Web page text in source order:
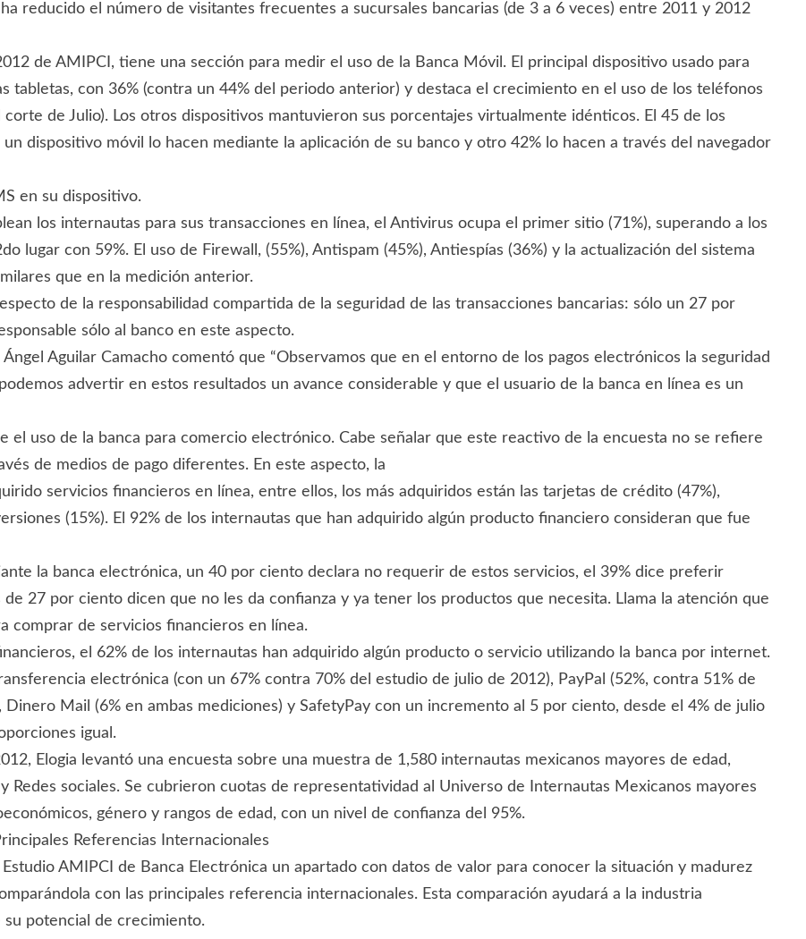
reducido el número de visitantes frecuentes a sucursales bancarias (de 3 a 6 veces) entre 2011 y 2012
de AMIPCI, tiene una sección para medir el uso de la Banca Móvil. El principal dispositivo usado para
tabletas, con 36% (contra un 44% del periodo anterior) y destaca el crecimiento en el uso de los teléfonos
de Julio). Los otros dispositivos mantuvieron sus porcentajes virtualmente idénticos. El 45 de los
dispositivo móvil lo hacen mediante la aplicación de su banco y otro 42% lo hacen a través del navegador
en su dispositivo.
los internautas para sus transacciones en línea, el Antivirus ocupa el primer sitio (71%), superando a los
lugar con 59%. El uso de Firewall, (55%), Antispam (45%), Antiespías (36%) y la actualización del sistema
que en la medición anterior.
de la responsabilidad compartida de la seguridad de las transacciones bancarias: sólo un 27 por
sólo al banco en este aspecto.
Aguilar Camacho comentó que “Observamos que en el entorno de los pagos electrónicos la seguridad
advertir en estos resultados un avance considerable y que el usuario de la banca en línea es un
el uso de la banca para comercio electrónico. Cabe señalar que este reactivo de la encuesta no se refiere
de medios de pago diferentes. En este aspecto, la
servicios financieros en línea, entre ellos, los más adquiridos están las tarjetas de crédito (47%),
(15%). El 92% de los internautas que han adquirido algún producto financiero consideran que fue
la banca electrónica, un 40 por ciento declara no requerir de estos servicios, el 39% dice preferir
27 por ciento dicen que no les da confianza y ya tener los productos que necesita. Llama la atención que
comprar de servicios financieros en línea.
el 62% de los internautas han adquirido algún producto o servicio utilizando la banca por internet.
electrónica (con un 67% contra 70% del estudio de julio de 2012), PayPal (52%, contra 51% de
Mail (6% en ambas mediciones) y SafetyPay con un incremento al 5 por ciento, desde el 4% de julio
igual.
Elogia levantó una encuesta sobre una muestra de 1,580 internautas mexicanos mayores de edad,
Redes sociales. Se cubrieron cuotas de representatividad al Universo de Internautas Mexicanos mayores
género y rangos de edad, con un nivel de confianza del 95%.
Referencias Internacionales
AMIPCI de Banca Electrónica un apartado con datos de valor para conocer la situación y madurez
con las principales referencia internacionales. Esta comparación ayudará a la industria
potencial de crecimiento.